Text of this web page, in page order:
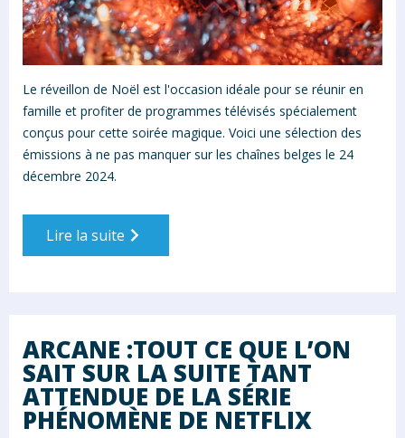
Le réveillon de Noël est l'occasion idéale pour se réunir en
famille et profiter de programmes télévisés spécialement
conçus pour cette soirée magique. Voici une sélection des
émissions à ne pas manquer sur les chaînes belges le 24
décembre 2024.
Lire la suite
ARCANE :TOUT CE QUE L’ON
SAIT SUR LA SUITE TANT
ATTENDUE DE LA SÉRIE
PHÉNOMÈNE DE NETFLIX